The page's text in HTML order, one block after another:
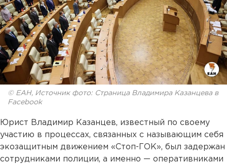
© ЕАН, Источник фото: Страница Владимира Казанцева в
Facebook
Юрист Владимир Казанцев, известный по своему
участию в процессах, связанных с называющим себя
экозащитным движением «Стоп-ГОК», был задержан
сотрудниками полиции, а именно — оперативниками